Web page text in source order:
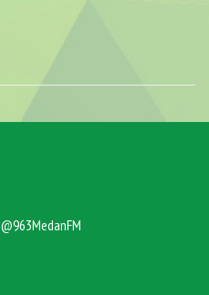
@963MedanFM